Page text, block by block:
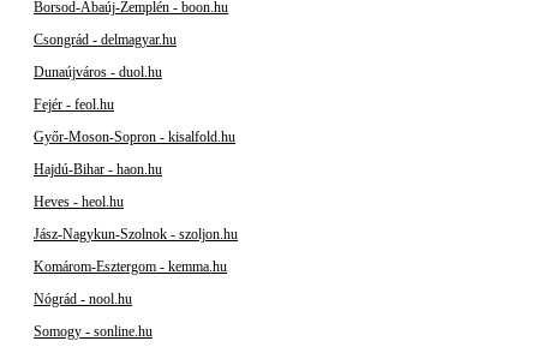
Borsod-Abaúj-Zemplén - boon.hu
Csongrád - delmagyar.hu
Dunaújváros - duol.hu
Fejér - feol.hu
Győr-Moson-Sopron - kisalfold.hu
Hajdú-Bihar - haon.hu
Heves - heol.hu
Jász-Nagykun-Szolnok - szoljon.hu
Komárom-Esztergom - kemma.hu
Nógrád - nool.hu
Somogy - sonline.hu